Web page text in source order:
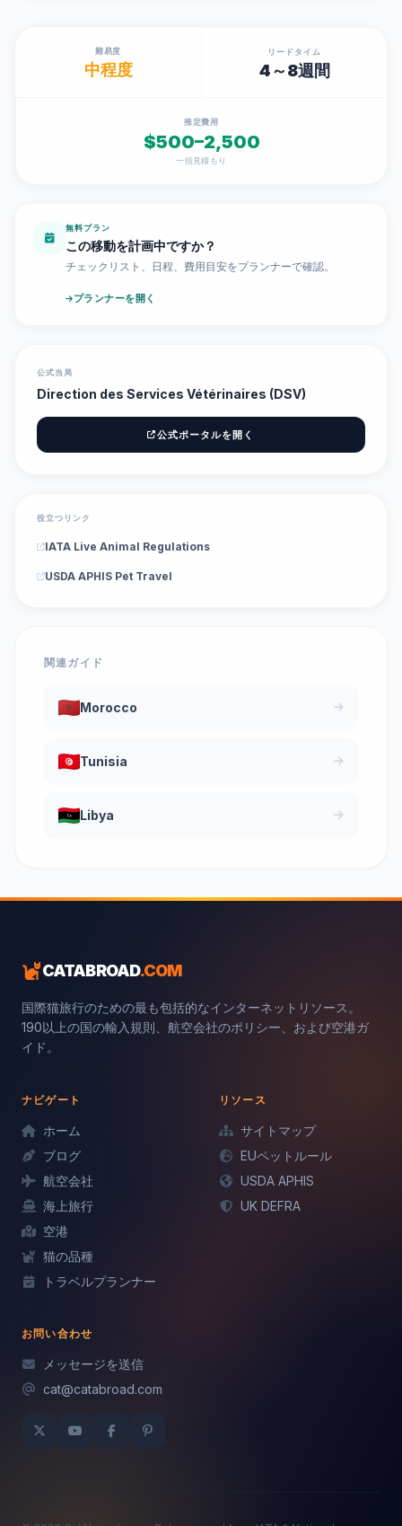
難易度
中程度
リードタイム
4～8週間
推定費用
$500–2,500
一括見積もり
無料プラン
この移動を計画中ですか？
チェックリスト、日程、費用目安をプランナーで確認。
プランナーを開く
公式当局
Direction des Services Vétérinaires (DSV)
公式ポータルを開く
役立つリンク
IATA Live Animal Regulations
USDA APHIS Pet Travel
関連ガイド
Morocco
Tunisia
Libya
CATABROAD.COM
国際猫旅行のための最も包括的なインターネットリソース。
190以上の国の輸入規則、航空会社のポリシー、および空港ガ
イド。
ナビゲート
ホーム
ブログ
航空会社
海上旅行
空港
猫の品種
トラベルプランナー
リソース
サイトマップ
EUペットルール
USDA APHIS
UK DEFRA
お問い合わせ
メッセージを送信
cat@catabroad.com